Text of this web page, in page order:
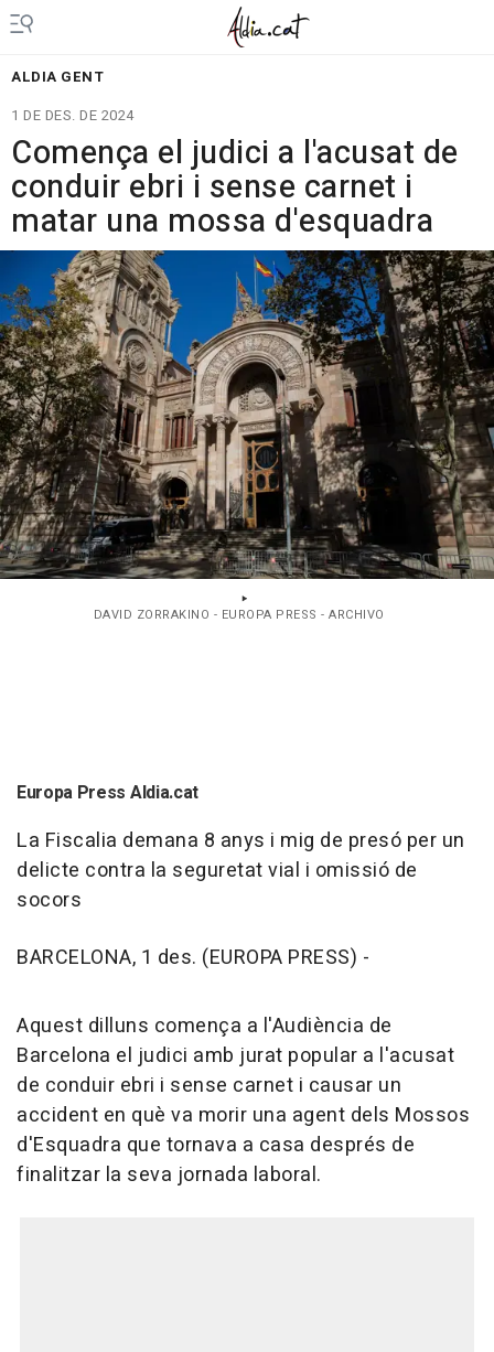
ALDIA GENT
1 DE DES. DE 2024
Comença el judici a l'acusat de
conduir ebri i sense carnet i
matar una mossa d'esquadra
DAVID ZORRAKINO - EUROPA PRESS - ARCHIVO
Europa Press Aldia.cat
La Fiscalia demana 8 anys i mig de presó per un
delicte contra la seguretat vial i omissió de
socors
BARCELONA, 1 des. (EUROPA PRESS) -
Aquest dilluns comença a l'Audiència de
Barcelona el judici amb jurat popular a l'acusat
de conduir ebri i sense carnet i causar un
accident en què va morir una agent dels Mossos
d'Esquadra que tornava a casa després de
finalitzar la seva jornada laboral.